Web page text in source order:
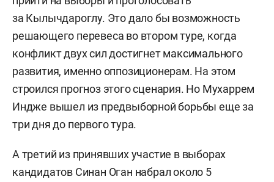
за Кылычдароглу. Это дало бы возможность
решающего перевеса во втором туре, когда
конфликт двух сил достигнет максимального
развития, именно оппозиционерам. На этом
строился прогноз этого сценария. Но Мухаррем
Индже вышел из предвыборной борьбы еще за
три дня до первого тура.
А третий из принявших участие в выборах
кандидатов Синан Оган набрал около 5